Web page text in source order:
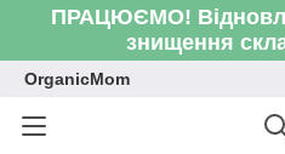
ПРАЦЮЄМО!
знищення
OrganicMom